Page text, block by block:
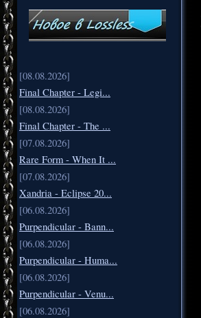
[08.08.2026]
Final Chapter - Legi...
[08.08.2026]
Final Chapter - The ...
[07.08.2026]
Rare Form - When It ...
[07.08.2026]
Xandria - Eclipse 20...
[06.08.2026]
Purpendicular - Bann...
[06.08.2026]
Purpendicular - Huma...
[06.08.2026]
Purpendicular - Venu...
[06.08.2026]